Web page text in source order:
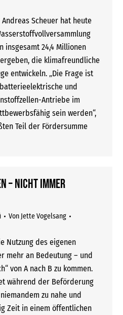
Scheuer hat heute
insgesamt 24,4 Millionen
die klimafreundliche
entwickeln. „Die Frage ist
und
Antriebe im
sein werden“,
Teil der Fördersumme
– nicht immer
Von Jette Vogelsang
Nutzung des eigenen
mehr an Bedeutung – und
von A nach B zu kommen.
während der Beförderung
zu nahe und
Zeit in einem öffentlichen